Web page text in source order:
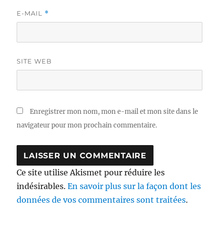
E-MAIL *
SITE WEB
Enregistrer mon nom, mon e-mail et mon site dans le
navigateur pour mon prochain commentaire.
Ce site utilise Akismet pour réduire les
indésirables.En savoir plus sur la façon dont les
données de vos commentaires sont traitées.